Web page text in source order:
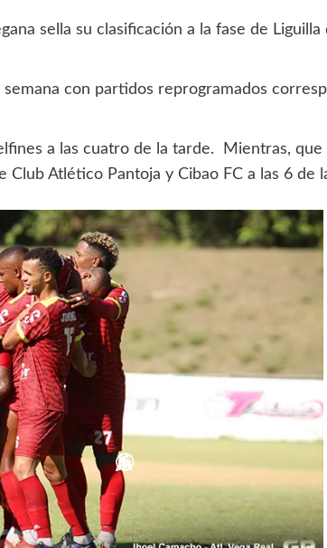
sella su clasificación a la fase de
con partidos reprogramados
a las cuatro de la tarde. Mientras, que
Atlético Pantoja y Cibao FC a las 6 de